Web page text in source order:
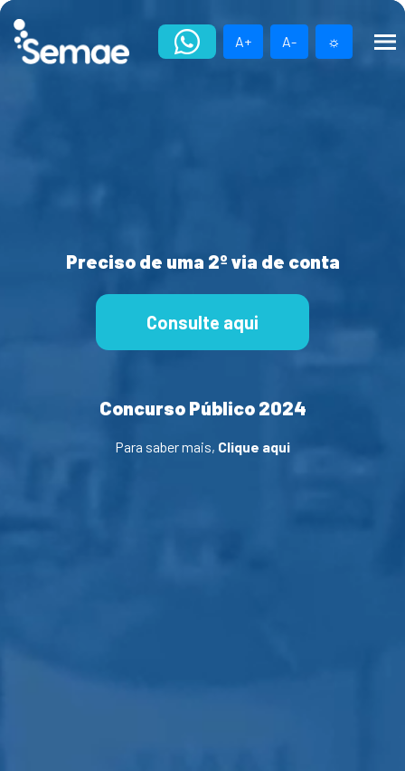
Skip
content
A+ A- ☼
Preciso de uma 2º via de conta
Consulte aqui
Concurso Público 2024
Para saber mais, Clique aqui